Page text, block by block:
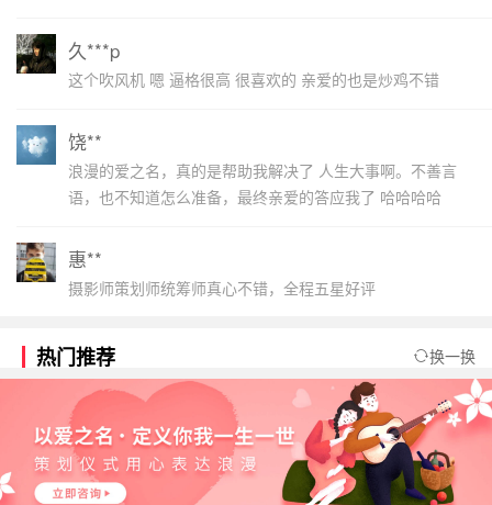
久***p
这个吹风机 嗯 逼格很高 很喜欢的 亲爱的也是炒鸡不错
饶**
浪漫的爱之名，真的是帮助我解决了 人生大事啊。不善言
语，也不知道怎么准备，最终亲爱的答应我了 哈哈哈哈
惠**
摄影师策划师统筹师真心不错，全程五星好评
热门推荐 换一换